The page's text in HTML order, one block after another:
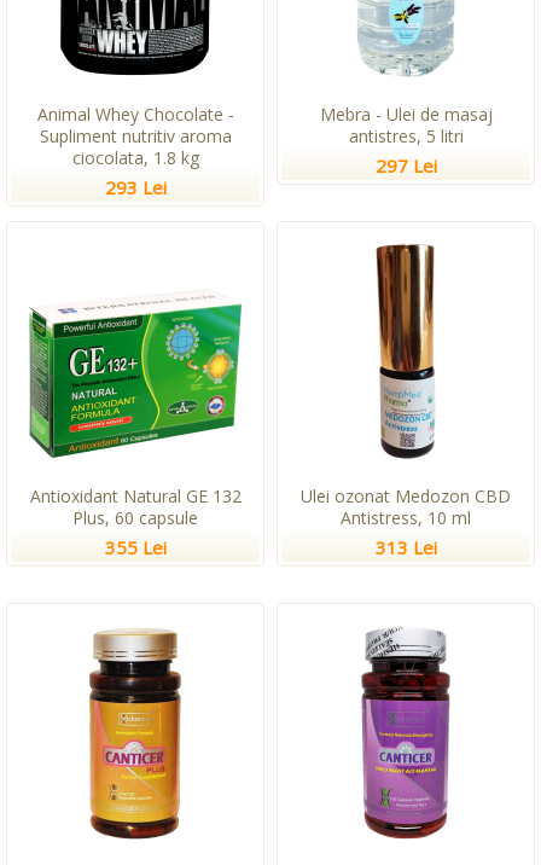
Animal Whey Chocolate -
Supliment nutritiv aroma
ciocolata, 1.8 kg
293 Lei
Mebra - Ulei de masaj
antistres, 5 litri
297 Lei
Antioxidant Natural GE 132
Plus, 60 capsule
355 Lei
Ulei ozonat Medozon CBD
Antistress, 10 ml
313 Lei